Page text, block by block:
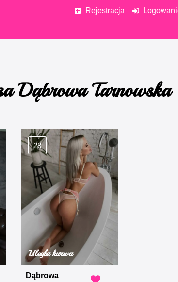
Rejestracja
Dąbrowa Tarnowska
28
Uległa kurwa
Dąbrowa